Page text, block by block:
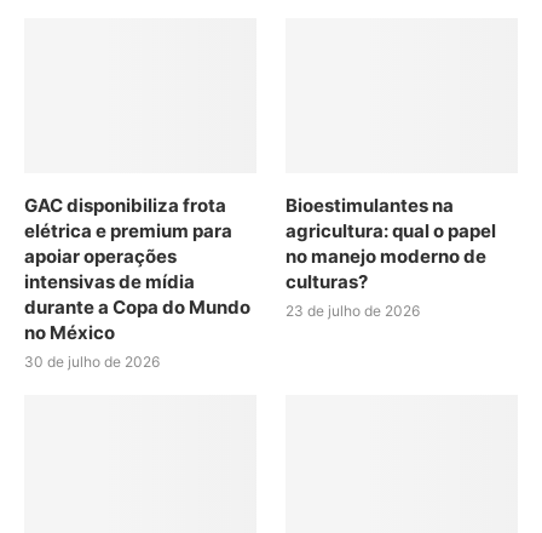
GAC disponibiliza frota
elétrica e premium para
apoiar operações
intensivas de mídia
durante a Copa do Mundo
no México
30 de julho de 2026
Bioestimulantes na
agricultura: qual o papel
no manejo moderno de
culturas?
23 de julho de 2026